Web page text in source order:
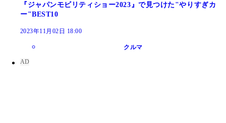
『ジャパンモビリティショー2023』で見つけた"やりすぎカ
ー"BEST10
2023年11月02日 18:00
クルマ